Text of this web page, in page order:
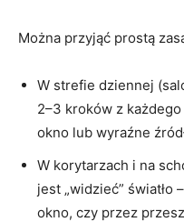
Można przyjąć prostą
W strefie dziennej
2–3 kroków z
okno lub wyraźne
W korytarzach i na
jest „widzieć”
okno, czy przez